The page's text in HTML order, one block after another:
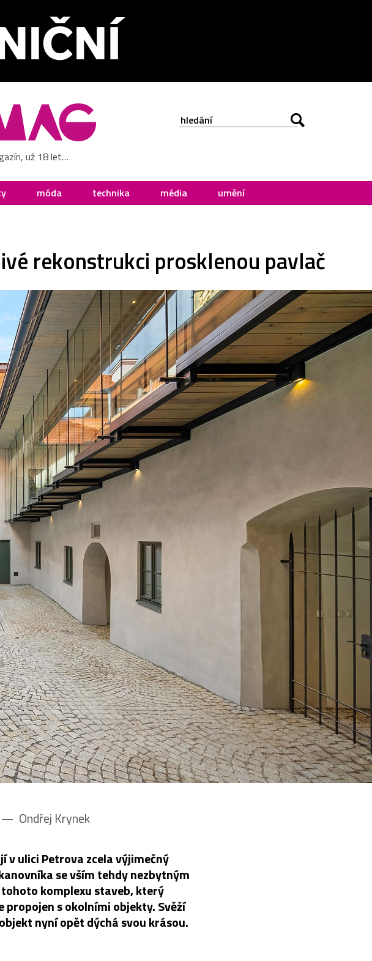
už 18 let…
móda technika média umění
rekonstrukci prosklenou pavlač
–– Ondřej Krynek
v ulici Petrova zcela výjimečný
se vším tehdy nezbytným
komplexu staveb, který
s okolními objekty. Svěží
nyní opět dýchá svou krásou.